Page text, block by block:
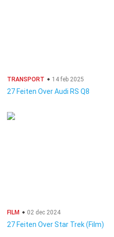
TRANSPORT 14 feb 2025
27 Feiten Over Audi RS Q8
FILM 02 dec 2024
27 Feiten Over Star Trek (Film)